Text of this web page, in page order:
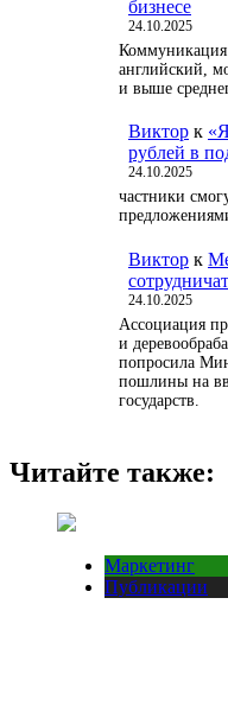
бизнесе
24.10.2025
Коммуникация
английский,
и выше
Виктор к
рублей в
24.10.2025
частники
Виктор к
24.10.2025
Ассоциация
и
попросила
пошлины на
государств.
Читайте также:
Маркетинг
Публикации